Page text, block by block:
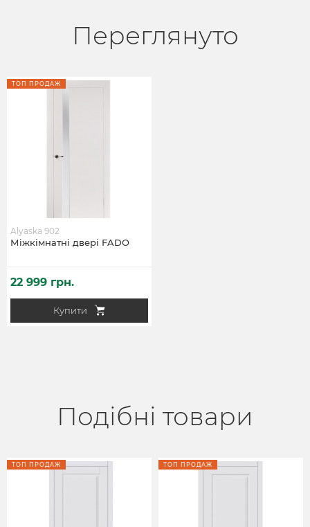
Переглянуто
ТОП ПРОДАЖ
Міжкімнатні двері FADO
Alyaska 902
Купити
22 999 грн.
Подібні товари
ТОП ПРОДАЖ ТОП ПРОДАЖ